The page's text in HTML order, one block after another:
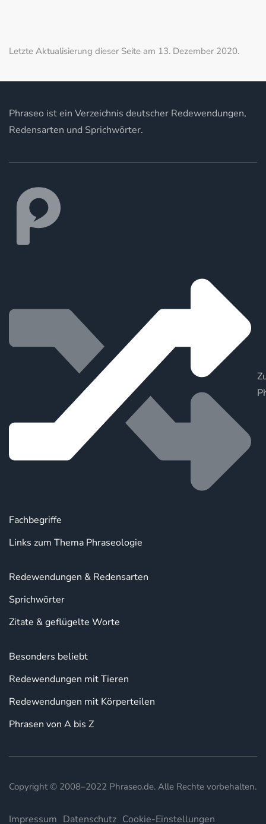
Letzte Aktualisierung dieser Seite am 13. Dezember 2020.
Phraseo ist ein Verzeichnis deutscher Redewendungen,
Redensarten und Sprichwörter.
Fachbegriffe
Links zum Thema Phraseologie
Redewendungen & Redensarten
Sprichwörter
Zitate & geflügelte Worte
Besonders beliebt
Redewendungen mit Tieren
Redewendungen mit Körperteilen
Phrasen von A bis Z
Copyright © 2008–2022 Phraseo.de. Alle Rechte vorbehalten.
Impressum Datenschutz Cookie-Einstellungen